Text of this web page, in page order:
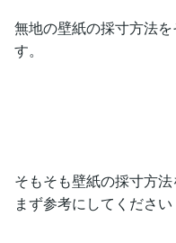
無地の壁紙の採寸方法
す。
そもそも壁紙の採寸方
まず参考にしてください